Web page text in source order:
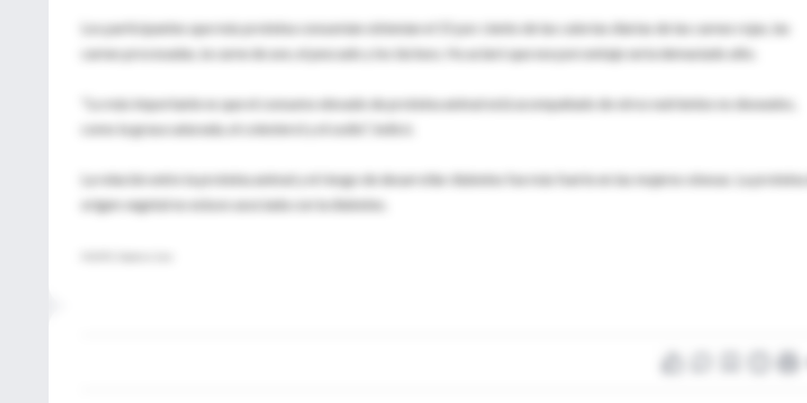
Los participantes que más proteína consumían obtenían el 15 por ciento de las calorías diarias de las carnes rojas, las
carnes procesadas, la carne de ave, el pescado y los lácteos. Hu aclaró que ese porcentaje sería demasiado alto.
"Lo más importante es que el consumo elevado de proteína animal está acompañado de otros nutrientes no deseados,
como la grasa saturada, el colesterol y el sodio", indicó.
La relación entre la proteína animal y el riesgo de desarrollar diabetes fue más fuerte en las mujeres obesas. La
origen vegetal no estuvo asociada con la diabetes.